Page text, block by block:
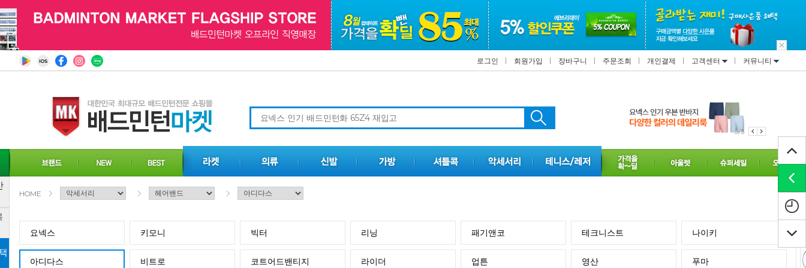
로그인 회원가입 장바구니 주문조회 개인결제 고객센터 커뮤니티
3/3
HOME
요넥스 키모니 빅터 리닝 패기앤코 테크니스트 나이키
아디다스 비트로 코트어드밴티지 라이더 업튼 영산 푸마